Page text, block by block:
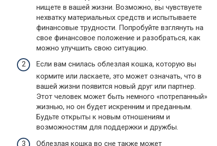
нищете в вашей жизни. Возможно, вы чувствуете
нехватку материальных средств и испытываете
финансовые трудности. Попробуйте взглянуть на
свое финансовое положение и разобраться, как
можно улучшить свою ситуацию.
Если вам снилась облезлая кошка, которую вы
кормите или ласкаете, это может означать, что в
вашей жизни появится новый друг или партнер.
Этот человек может быть немного «потрепанный»
жизнью, но он будет искренним и преданным.
Будьте открыты к новым отношениям и
возможностям для поддержки и дружбы.
Облезлая кошка во сне также может